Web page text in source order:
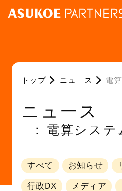
トップ ニュース 電
ニュース
電算システ
すべて お知らせ
行政DX メディア